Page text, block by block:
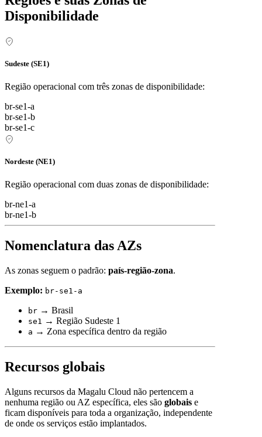
Disponibilidade
Sudeste (SE1)
Região operacional com três zonas de disponibilidade:
br-se1-a
br-se1-b
br-se1-c
Nordeste (NE1)
Região operacional com duas zonas de disponibilidade:
br-ne1-a
br-ne1-b
Nomenclatura das AZs
As zonas seguem o padrão: país-região-zona.
Exemplo: br-se1-a
br → Brasil
se1 → Região Sudeste 1
a → Zona específica dentro da região
Recursos globais
Alguns recursos da Magalu Cloud não pertencem a
nenhuma região ou AZ específica, eles são globais e
ficam disponíveis para toda a organização, independente
de onde os serviços estão implantados.